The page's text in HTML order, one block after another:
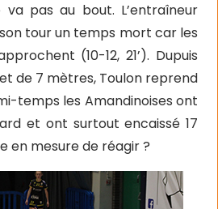
pas au bout. L’entraîneur
tour un temps mort car les
(10-12, 21’). Dupuis
de 7 mètres, Toulon reprend
temps les Amandinoises ont
et ont surtout encaissé 17
en mesure de réagir ?